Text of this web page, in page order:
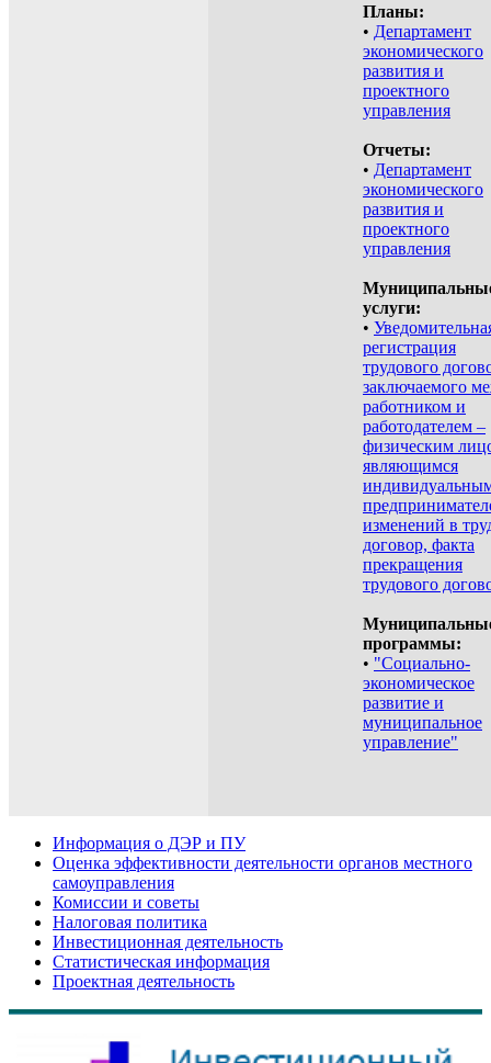
Планы:
• Департамент
экономического
развития и
проектного
управления
Отчеты:
• Департамент
экономического
развития и
проектного
управления
услуги:
•
регистрация
трудового
заключаемого
работником и
работодателем –
физическим
являющимся
изменений в
договор, факта
прекращения
трудового
программы:
• "Социально-
экономическое
развитие и
муниципальное
управление"
Информация о ДЭР и ПУ
Оценка эффективности деятельности органов местного
самоуправления
Комиссии и советы
Налоговая политика
Инвестиционная деятельность
Статистическая информация
Проектная деятельность